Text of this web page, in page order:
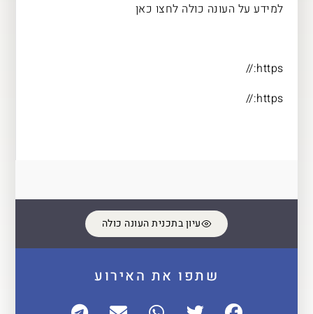
למידע על העונה כולה לחצו כאן
https://
https://
עיון בתכנית העונה כולה
שתפו את האירוע